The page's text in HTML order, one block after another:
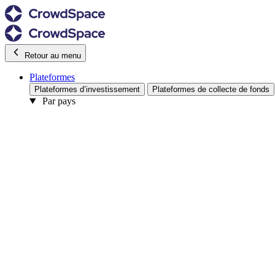
Retour au menu
Plateformes
Plateformes d’investissement Plateformes de collecte de fonds
Par pays